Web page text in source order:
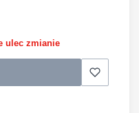
ulec zmianie